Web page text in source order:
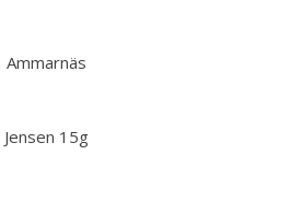
Ammarnäs
Jensen 15g